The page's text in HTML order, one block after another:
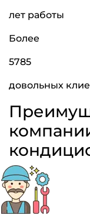
лет работы
Более
5785
довольных